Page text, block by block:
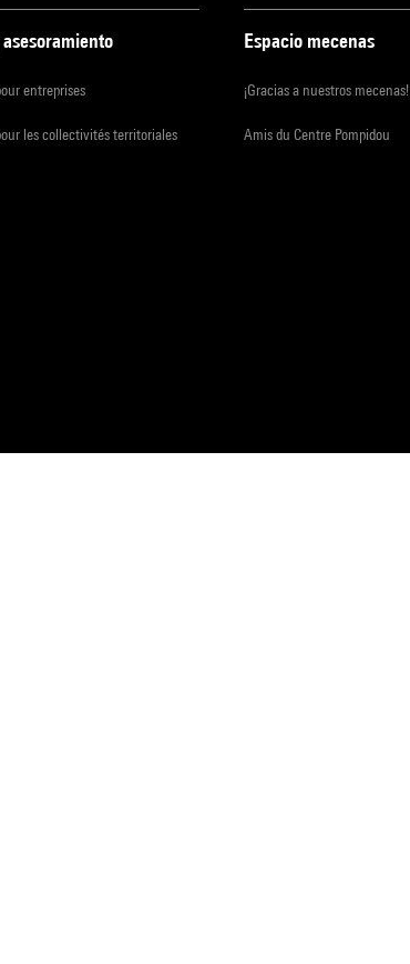
entreprises
les collectivités territoriales
Espacio mecenas
¡Gracias a nuestros mecenas!
Amis du Centre Pompidou